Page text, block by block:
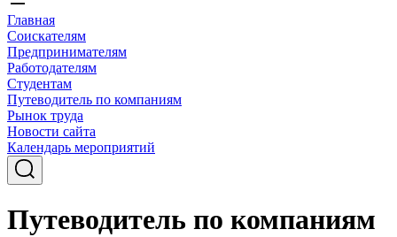
Главная
Соискателям
Предпринимателям
Работодателям
Студентам
Путеводитель по компаниям
Рынок труда
Новости сайта
Календарь мероприятий
Путеводитель по компаниям